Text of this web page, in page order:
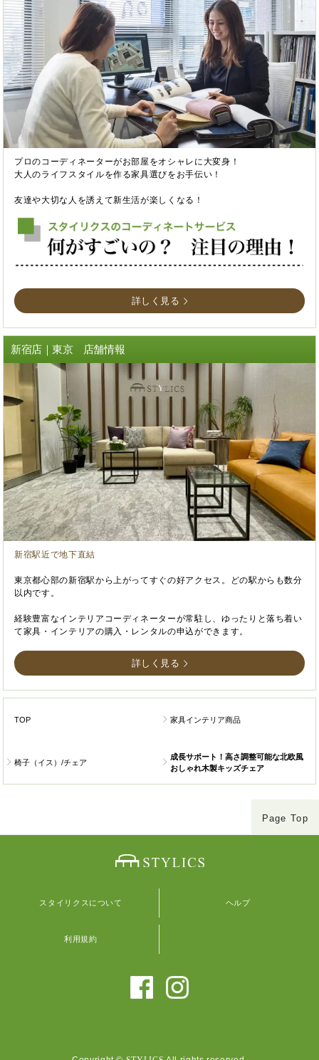
プロのコーディネーターがお部屋をオシャレに大変身！
大人のライフスタイルを作る家具選びをお手伝い！
友達や大切な人を誘えて新生活が楽しくなる！
詳しく見る
新宿店｜東京 店舗情報
新宿駅近で地下直結
東京都心部の新宿駅から上がってすぐの好アクセス。どの駅からも数分
以内です。
経験豊富なインテリアコーディネーターが常駐し、ゆったりと落ち着い
て家具・インテリアの購入・レンタルの申込ができます。
詳しく見る
TOP 家具インテリア商品
椅子（イス）/チェア
成長サポート！高さ調整可能な北欧風
おしゃれ木製キッズチェア
Page Top
スタイリクスについて ヘルプ
利用規約